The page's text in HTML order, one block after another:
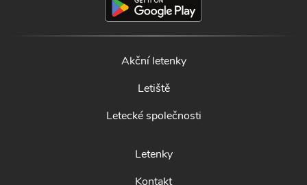
Akční letenky
Letiště
Letecké společnosti
Letenky
Kontakt